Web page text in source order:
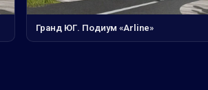
Гранд ЮГ. Подиум «Arline»